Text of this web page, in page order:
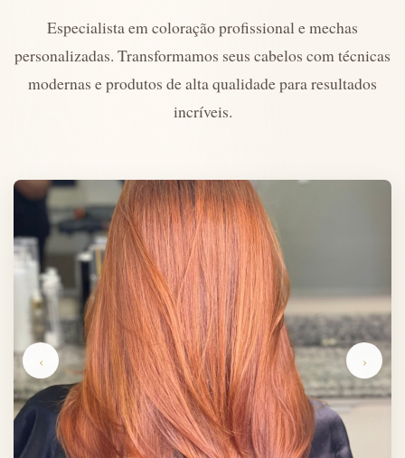
Especialista em coloração profissional e mechas
personalizadas. Transformamos seus cabelos com técnicas
modernas e produtos de alta qualidade para resultados
incríveis.
‹ ›